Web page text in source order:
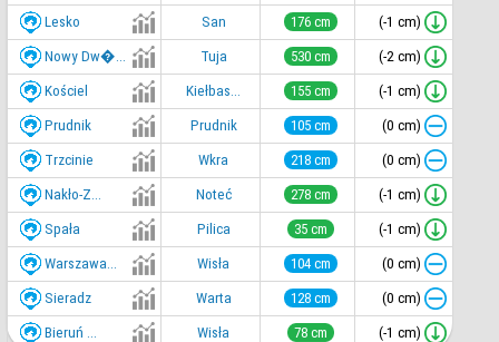
Lesko San 176 cm (-1 cm)
Nowy Dw�... Tuja 530 cm (-2 cm)
Kościel Kiełbas... 155 cm (-1 cm)
Prudnik Prudnik 105 cm (0 cm)
Trzcinie Wkra 218 cm (0 cm)
Nakło-Z... Noteć 278 cm (-1 cm)
Spała Pilica 35 cm (-1 cm)
Warszawa... Wisła 104 cm (0 cm)
Sieradz Warta 128 cm (0 cm)
Bieruń ... Wisła 78 cm (-1 cm)